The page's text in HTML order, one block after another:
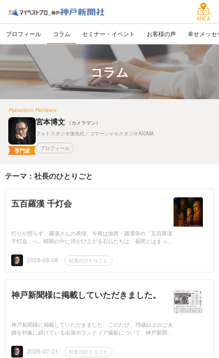
AREA
プロフィール コラム セミナー・イベント お客様の声 幸せメッセ
コラム
Mybestpro Members
専門家
宮本博文
（カメラマン）
フォトスタジオ栄光社／コマーシャルスタジオAIDMA
プロフィール
テーマ：社長のひとりごと
五百羅漢 千灯会
灯りが照らす、羅漢さんの表情。今夜は加西・羅漢寺の「五百羅漢
千灯会」へ。暗闇の中に浮かび上がる石仏たちは、昼間とはまった
んを静かに照...
2026-08-08 社長のひとりごと
神戸新聞様に掲載していただきました。
神戸新聞様に掲載していただきました。このたび、75歳以上のご夫
婦を対象に続けている出張ボランティア撮影について、神戸新聞に
ぎ、今年で67...
2026-07-31 社長のひとりごと